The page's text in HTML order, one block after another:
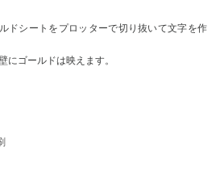
ドシートをプロッターで切り抜いて文字を作
にゴールドは映えます。